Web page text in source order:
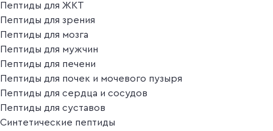
Пептиды для ЖКТ
Пептиды для зрения
Пептиды для мозга
Пептиды для мужчин
Пептиды для печени
Пептиды для почек и мочевого пузыря
Пептиды для сердца и сосудов
Пептиды для суставов
Синтетические пептиды